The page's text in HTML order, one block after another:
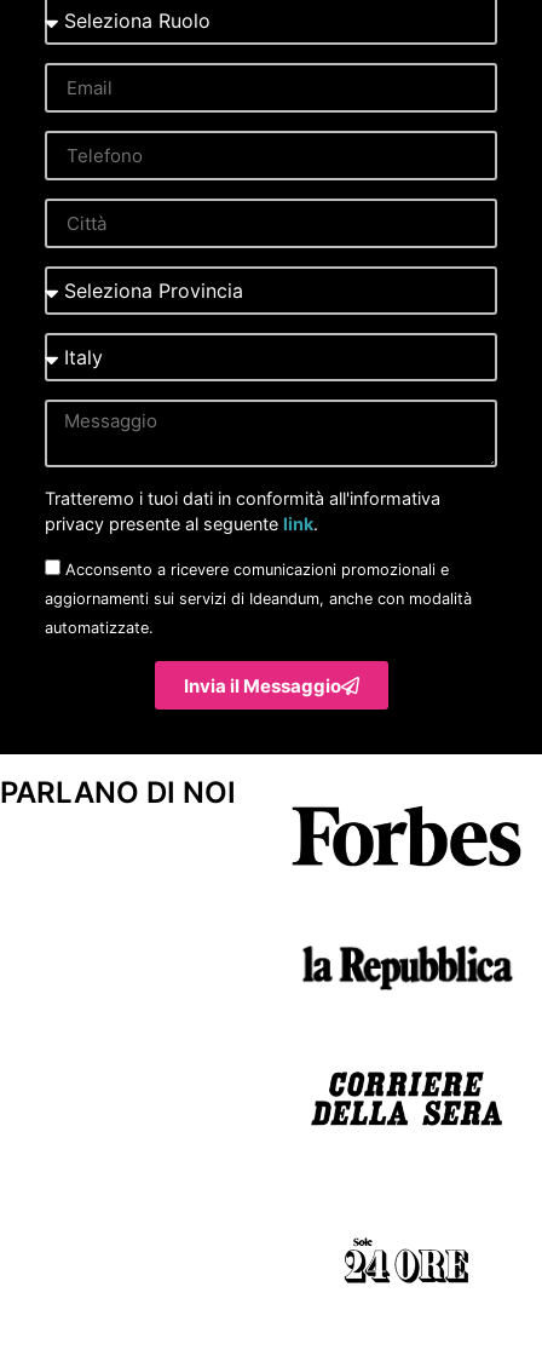
Tratteremo i tuoi dati in conformità all'informativa
privacy presente al seguente link.
Acconsento a ricevere comunicazioni promozionali e
aggiornamenti sui servizi di Ideandum, anche con modalità
automatizzate.
Invia il Messaggio
PARLANO DI NOI